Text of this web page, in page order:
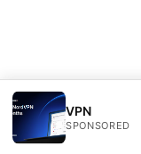
VPN
SPONSORED